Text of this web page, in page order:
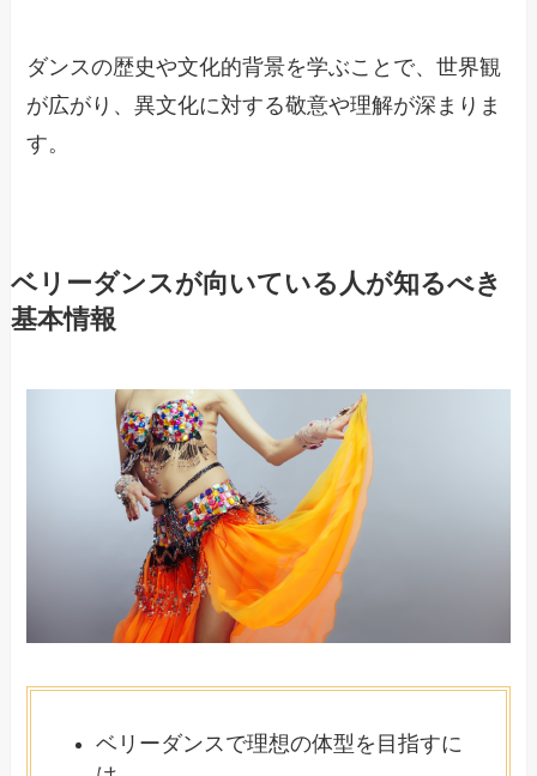
ダンスの歴史や文化的背景を学ぶことで、世界観
が広がり、異文化に対する敬意や理解が深まりま
す。
ベリーダンスが向いている人が知るべき
基本情報
ベリーダンスで理想の体型を目指すに